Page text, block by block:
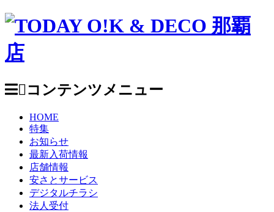
コンテンツメニュー
HOME
特集
お知らせ
最新入荷情報
店舗情報
安さとサービス
デジタルチラシ
法人受付